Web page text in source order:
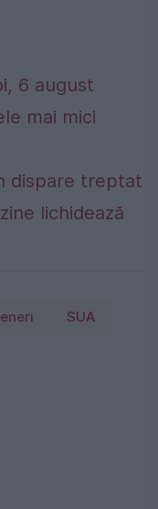
6 august
mai mici
dispare treptat
lichidează
SUA